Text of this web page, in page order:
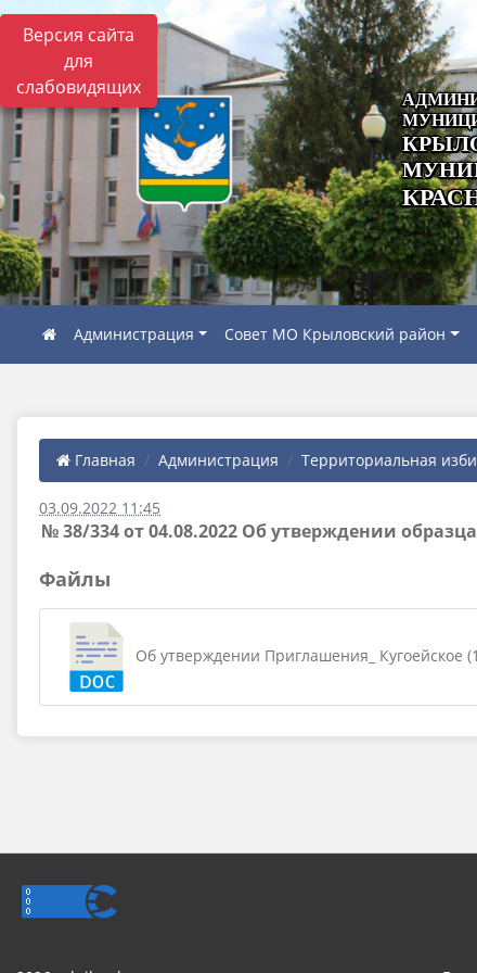
Версия сайта
для
слабовидящих
Администрация Совет МО Крыловский район
Главная Администрация Территориальная
03.09.2022 11:45
№ 38/334 от 04.08.2022 Об утверждении
Файлы
Об утверждении Приглашения_ Кугоейское